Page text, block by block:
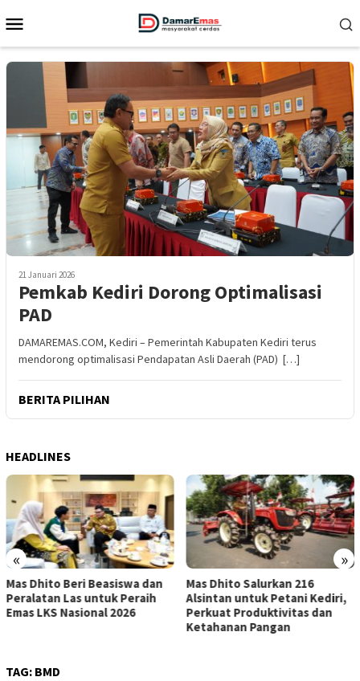
ke
Mobile
21 Januari 2026
Pemkab Kediri Dorong Optimalisasi
PAD
DAMAREMAS.COM, Kediri – Pemerintah Kabupaten Kediri terus
mendorong optimalisasi Pendapatan Asli Daerah (PAD) […]
BERITA PILIHAN
HEADLINES
« »
Mas Dhito Salurkan 216
Alsintan untuk Petani Kediri,
Perkuat Produktivitas dan
Gus Qowim: Tata Kelola dan
Kepastian Hukum Jadi Kunci
Cegah Konflik Tanah Wakaf
TAG: BMD